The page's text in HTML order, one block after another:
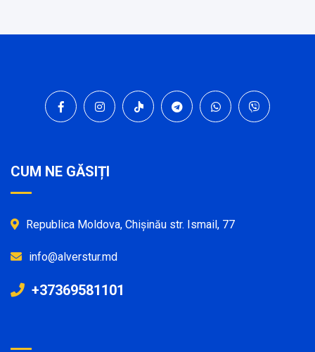
CUM NE GĂSIȚI
Republica Moldova, Chișinău str. Ismail, 77
info@alverstur.md
+37369581101